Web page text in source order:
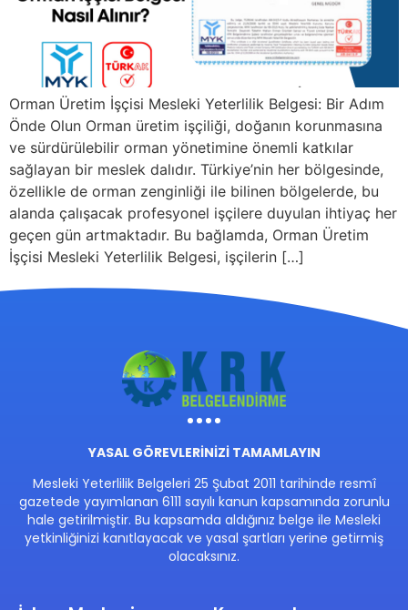
Orman Üretim İşçisi Mesleki Yeterlilik Belgesi: Bir Adım
Önde Olun Orman üretim işçiliği, doğanın korunmasına
ve sürdürülebilir orman yönetimine önemli katkılar
sağlayan bir meslek dalıdır. Türkiye’nin her bölgesinde,
özellikle de orman zenginliği ile bilinen bölgelerde, bu
alanda çalışacak profesyonel işçilere duyulan ihtiyaç her
geçen gün artmaktadır. Bu bağlamda, Orman Üretim
İşçisi Mesleki Yeterlilik Belgesi, işçilerin […]
YASAL GÖREVLERİNİZİ TAMAMLAYIN
Mesleki Yeterlilik Belgeleri 25 Şubat 2011 tarihinde resmî
gazetede yayımlanan 6111 sayılı kanun kapsamında zorunlu
hale getirilmiştir. Bu kapsamda aldığınız belge ile Mesleki
yetkinliğinizi kanıtlayacak ve yasal şartları yerine getirmiş
olacaksınız.